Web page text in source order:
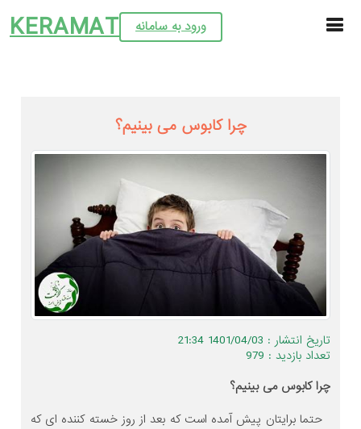
KERAMAT ورود به سامانه
چرا کابوس می بینیم؟
تاریخ انتشار : 1401/04/03 21:34
تعداد بازدید : 979
چرا کابوس می بینیم؟
حتما برایتان پیش آمده است که بعد از روز خسته کننده ای که